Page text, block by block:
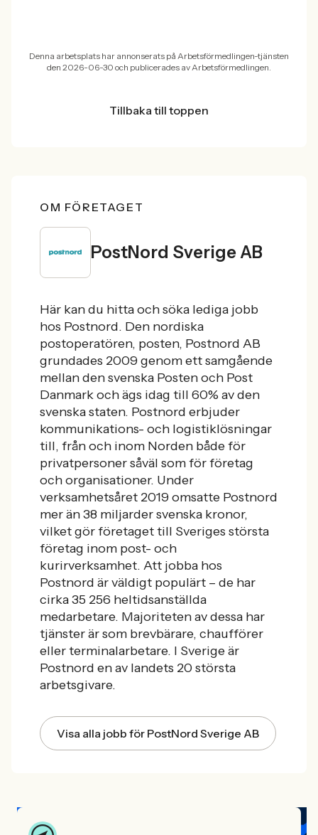
Denna arbetsplats har annonserats på Arbetsförmedlingen-tjänsten
den 2026-06-30 och publicerades av Arbetsförmedlingen.
Tillbaka till toppen
OM FÖRETAGET
PostNord Sverige AB
Här kan du hitta och söka lediga jobb
hos Postnord. Den nordiska
postoperatören, posten, Postnord AB
grundades 2009 genom ett samgående
mellan den svenska Posten och Post
Danmark och ägs idag till 60% av den
svenska staten. Postnord erbjuder
kommunikations- och logistiklösningar
till, från och inom Norden både för
privatpersoner såväl som för företag
och organisationer. Under
verksamhetsåret 2019 omsatte Postnord
mer än 38 miljarder svenska kronor,
vilket gör företaget till Sveriges största
företag inom post- och
kurirverksamhet. Att jobba hos
Postnord är väldigt populärt – de har
cirka 35 256 heltidsanställda
medarbetare. Majoriteten av dessa har
tjänster är som brevbärare, chaufförer
eller terminalarbetare. I Sverige är
Postnord en av landets 20 största
arbetsgivare.
Visa alla jobb för PostNord Sverige AB